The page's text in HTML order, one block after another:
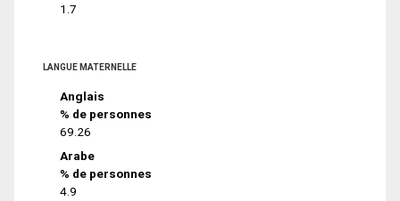
1.7
LANGUE MATERNELLE
Anglais
% de personnes
69.26
Arabe
% de personnes
4.9